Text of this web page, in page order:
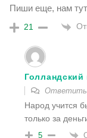
Пиши еще, нам
21
Ответить
Народ учится
только за
5